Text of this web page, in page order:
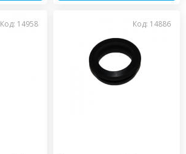
Код: 14958 Код: 14886